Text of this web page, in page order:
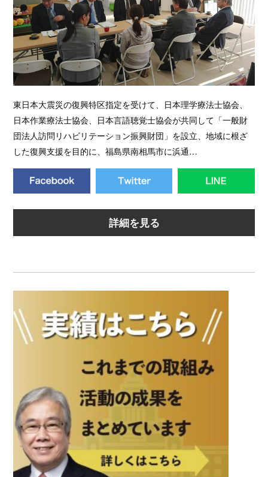
東日本大震災の復興特区指定を受けて、日本理学療法士協会、
日本作業療法士協会、日本言語聴覚士協会が共同して「一般財
団法人訪問リハビリテーション振興財団」を設立、地域に根ざ
した復興支援を目的に、福島県南相馬市に浜通…
詳細を見る